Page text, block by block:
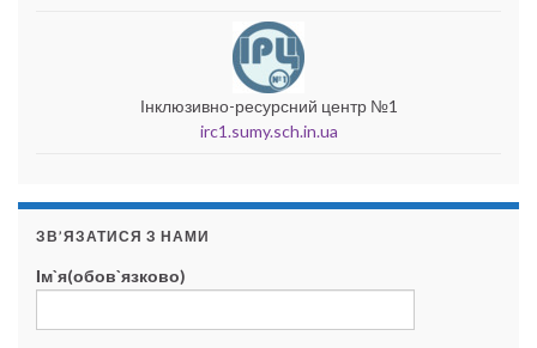
Інклюзивно-ресурсний центр №1
irc1.sumy.sch.in.ua
ЗВ’ЯЗАТИСЯ З НАМИ
Ім`я(обов`язково)